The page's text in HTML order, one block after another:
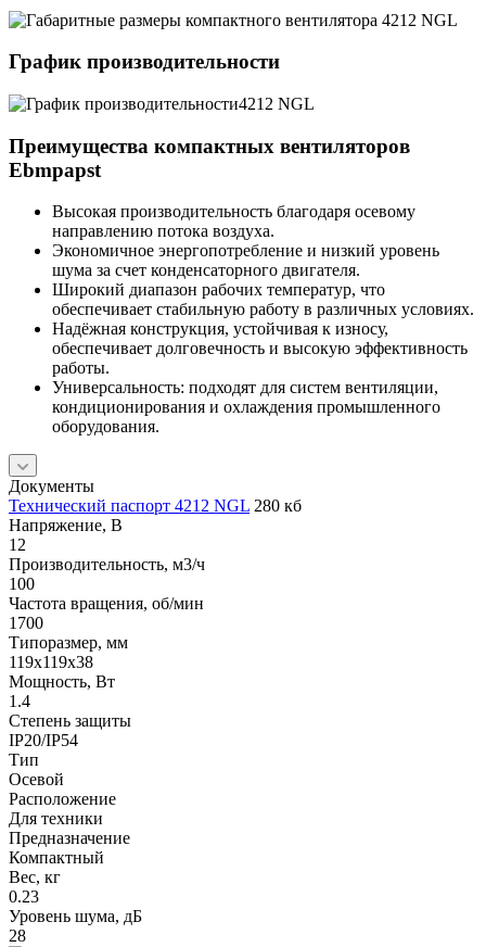
График производительности
Преимущества компактных вентиляторов
Ebmpapst
Высокая производительность благодаря осевому
направлению потока воздуха.
Экономичное энергопотребление и низкий уровень
шума за счет конденсаторного двигателя.
Широкий диапазон рабочих температур, что
обеспечивает стабильную работу в различных условиях.
Надёжная конструкция, устойчивая к износу,
обеспечивает долговечность и высокую эффективность
работы.
Универсальность: подходят для систем вентиляции,
кондиционирования и охлаждения промышленного
оборудования.
Документы
Технический паспорт 4212 NGL 280 кб
Напряжение, В
12
Производительность, м3/ч
100
Частота вращения, об/мин
1700
Типоразмер, мм
119x119x38
Мощность, Вт
1.4
Степень защиты
IP20/IP54
Тип
Осевой
Расположение
Для техники
Предназначение
Компактный
Вес, кг
0.23
Уровень шума, дБ
28